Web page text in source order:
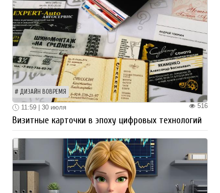
ДИЗАЙН ВОВРЕМЯ
516
11:59 | 30 июля
Визитные карточки в эпоху цифровых технологий